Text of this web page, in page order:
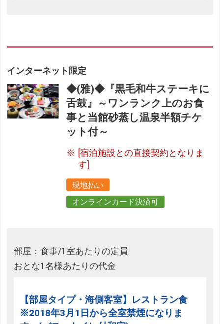
インターネット限定
◆(雅)◆『黒毛和牛ステーキに
舌鼓』～ワンランク上のお食
事と当館砂蒸し温泉半額チケ
ット付～
[宿泊施設との直接契約となりま
す]
現地払い
オンラインカード決済可
部屋：食事/1室あたりの定員
おとな1名様あたりの代金
【部屋タイプ・海側客室】レストラン食
※2018年3月1日から全室禁煙になりま